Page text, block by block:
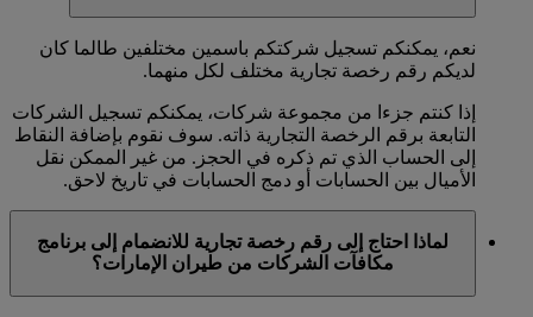
نعم، يمكنكم تسجيل شركتكم باسمين مختلفين طالما كان
لديكم رقم رخصة تجارية مختلف لكل منهما.
إذا كنتم جزءا من مجموعة شركات، يمكنكم تسجيل الشركات
التابعة برقم الرخصة التجارية ذاته. سوف نقوم بإضافة النقاط
إلى الحساب الذي تم ذكره في الحجز. من غير الممكن نقل
الأميال بين الحسابات أو دمج الحسابات في تاريخ لاحق.
لماذا احتاج إلى رقم رخصة تجارية للانضمام إلى برنامج
مكافآت الشركات من طيران الإمارات؟